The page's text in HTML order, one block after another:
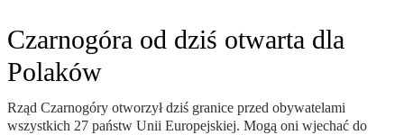
Czarnogóra od dziś otwarta dla
Polaków
Rząd Czarnogóry otworzył dziś granice przed obywatelami
wszystkich 27 państw Unii Europejskiej. Mogą oni wjechać do